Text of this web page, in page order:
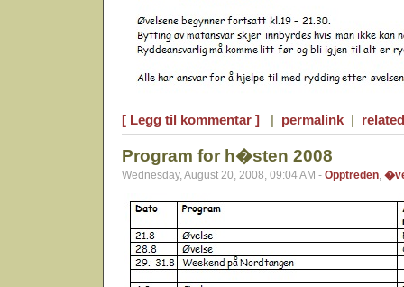
[ Legg til kommentar ] | permalink |
Program for h�sten 2008
Wednesday, August 20, 2008, 09:04 AM - Opptreden,